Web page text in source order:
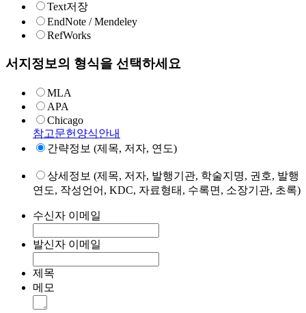
Text저장
EndNote / Mendeley
RefWorks
서지정보의 형식을 선택하세요
MLA
APA
Chicago
참고문헌양식안내
간략정보 (제목, 저자, 연도)
상세정보 (제목, 저자, 발행기관, 학술지명, 권호, 발행
연도, 작성언어, KDC, 자료형태, 수록면, 소장기관, 초록)
수신자 이메일
발신자 이메일
제목
메모